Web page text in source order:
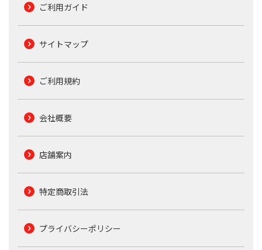
ご利用ガイド
サイトマップ
ご利用規約
会社概要
店舗案内
特定商取引法
プライバシーポリシー